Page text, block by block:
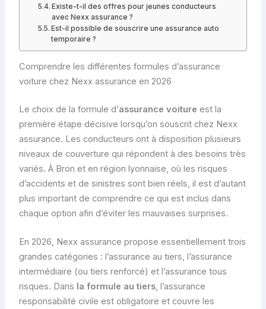
Existe-t-il des offres pour jeunes conducteurs
avec Nexx assurance ?
Est-il possible de souscrire une assurance auto
temporaire ?
Comprendre les différentes formules d’assurance
voiture chez Nexx assurance en 2026
Le choix de la formule d’assurance voiture est la
première étape décisive lorsqu’on souscrit chez Nexx
assurance. Les conducteurs ont à disposition plusieurs
niveaux de couverture qui répondent à des besoins très
variés. À Bron et en région lyonnaise, où les risques
d’accidents et de sinistres sont bien réels, il est d’autant
plus important de comprendre ce qui est inclus dans
chaque option afin d’éviter les mauvaises surprises.
En 2026, Nexx assurance propose essentiellement trois
grandes catégories : l’assurance au tiers, l’assurance
intermédiaire (ou tiers renforcé) et l’assurance tous
risques. Dans la formule au tiers, l’assurance
responsabilité civile est obligatoire et couvre les